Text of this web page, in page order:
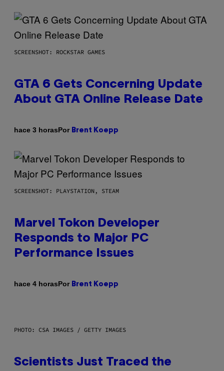
SCREENSHOT: ROCKSTAR GAMES
GTA 6 Gets Concerning Update
About GTA Online Release Date
hace 3 horasPor Brent Koepp
SCREENSHOT: PLAYSTATION, STEAM
Marvel Tokon Developer
Responds to Major PC
Performance Issues
hace 4 horasPor Brent Koepp
PHOTO: CSA IMAGES / GETTY IMAGES
Scientists Just Traced the